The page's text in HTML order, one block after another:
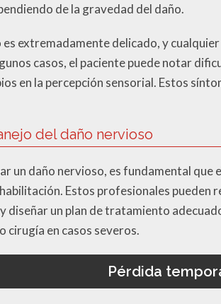
de la gravedad del daño.
es extremadamente delicado, y
casos, el paciente puede notar
en la percepción sensorial. Estos
del daño nervioso
un daño nervioso, es fundamental
Estos profesionales
diseñar un plan de tratamiento
cirugía en casos severos.
Pérdida